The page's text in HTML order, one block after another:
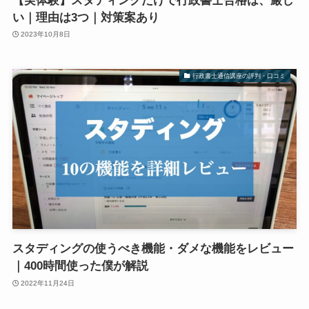
い｜理由は3つ｜対策案あり
2023年10月8日
行政書士通信講座の評判・口コミ
スタディングの使うべき機能・ダメな機能をレビュー
｜400時間使った僕が解説
2022年11月24日